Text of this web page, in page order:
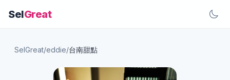
SelGreat
SelGreat/eddie/台南甜點